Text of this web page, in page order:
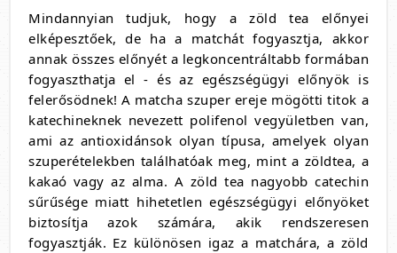
Mindannyian tudjuk, hogy a zöld tea előnyei
elképesztőek, de ha a matchát fogyasztja, akkor
annak összes előnyét a legkoncentráltabb formában
fogyaszthatja el - és az egészségügyi előnyök is
felerősödnek! A matcha szuper ereje mögötti titok a
katechineknek nevezett polifenol vegyületben van,
ami az antioxidánsok olyan típusa, amelyek olyan
szuperételekben találhatóak meg, mint a zöldtea, a
kakaó vagy az alma. A zöld tea nagyobb catechin
sűrűsége miatt hihetetlen egészségügyi előnyöket
biztosítja azok számára, akik rendszeresen
fogyasztják. Ez különösen igaz a matchára, a zöld